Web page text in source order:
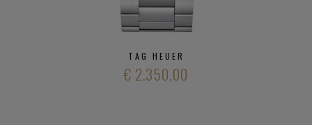
TAG HEUER
€ 2.350,00